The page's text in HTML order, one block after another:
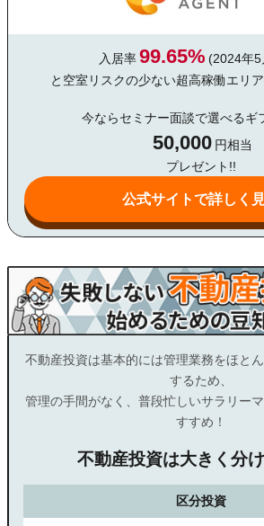
入居率99.65% (2024年5
と空室リスクの少ない超高稼働エリア
今ならセミナー面談で選べるギ
50,000 円相当
プレゼント!!
公式サイトで詳しく
不動産投資は基本的には管理業務をほと
するため、
管理の手間がなく、普段忙しいサラリー
すすめ！
不動産投資は大きく分
区分投資